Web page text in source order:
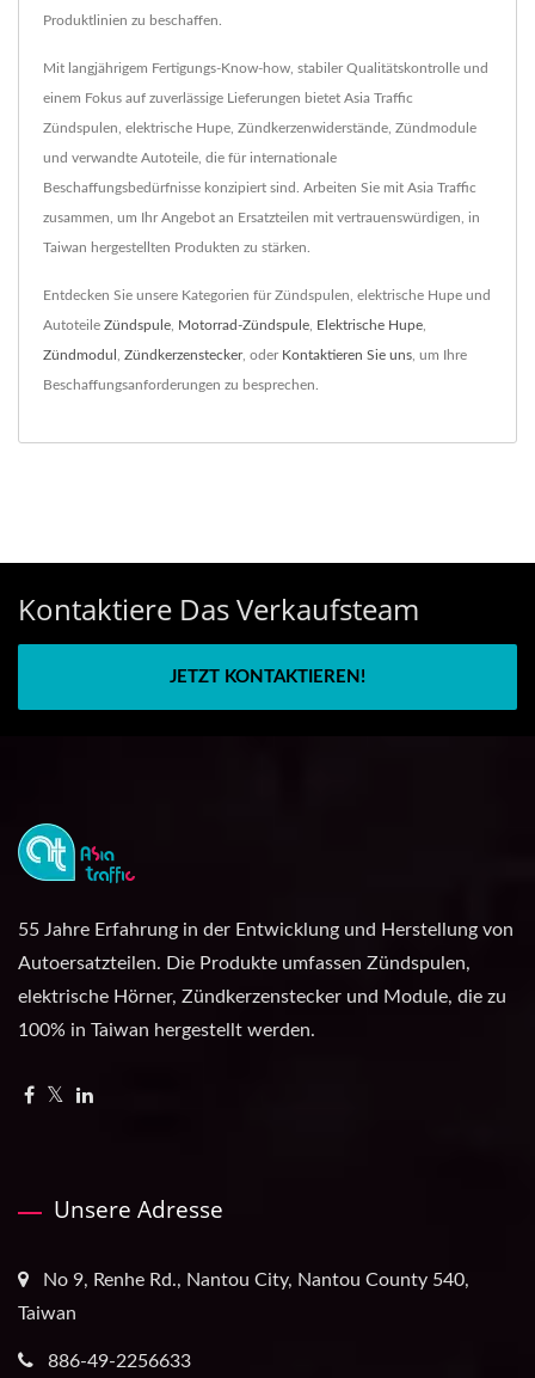
Produktlinien zu beschaffen.
Mit langjährigem Fertigungs-Know-how, stabiler Qualitätskontrolle und
einem Fokus auf zuverlässige Lieferungen bietet Asia Traffic
Zündspulen, elektrische Hupe, Zündkerzenwiderstände, Zündmodule
und verwandte Autoteile, die für internationale
Beschaffungsbedürfnisse konzipiert sind. Arbeiten Sie mit Asia Traffic
zusammen, um Ihr Angebot an Ersatzteilen mit vertrauenswürdigen, in
Taiwan hergestellten Produkten zu stärken.
Entdecken Sie unsere Kategorien für Zündspulen, elektrische Hupe und
Autoteile Zündspule Motorrad-Zündspule Elektrische Hupe
Zündmodul Zündkerzenstecker, oder Kontaktieren Sie uns , um Ihre
Beschaffungsanforderungen zu besprechen.
Kontaktiere Das Verkaufsteam
JETZT KONTAKTIEREN!
55 Jahre Erfahrung in der Entwicklung und Herstellung von
Autoersatzteilen. Die Produkte umfassen Zündspulen,
elektrische Hörner, Zündkerzenstecker und Module, die zu
100% in Taiwan hergestellt werden.
Unsere Adresse
No 9, Renhe Rd., Nantou City, Nantou County 540,
Taiwan
886-49-2256633